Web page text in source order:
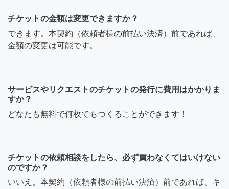
チケットの金額は変更できますか？
できます。本契約（依頼者様の前払い決済）前であれば、
金額の変更は可能です。
サービスやリクエストのチケットの発行に費用はかかりま
すか？
どなたも無料で何枚でもつくることができます！
チケットの依頼相談をしたら、必ず買わなくてはいけない
のですか？
いいえ。本契約（依頼者様の前払い決済）前であれば、キ